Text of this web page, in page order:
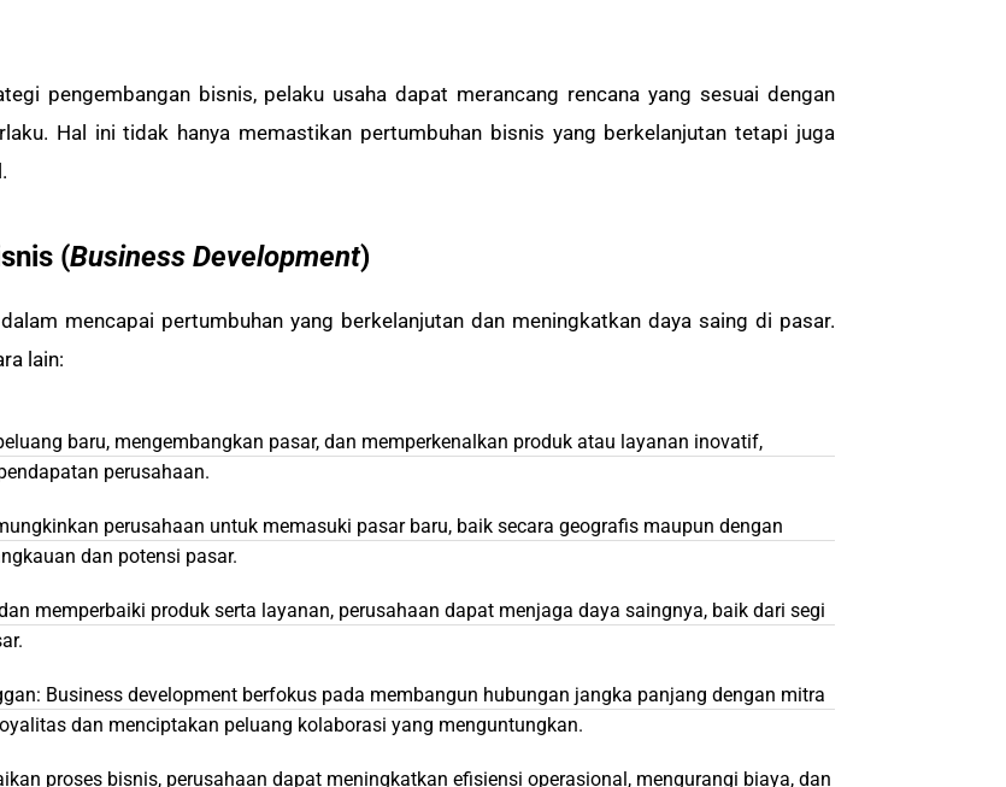
pengembangan bisnis, pelaku usaha dapat merancang rencana yang sesuai dengan
Hal ini tidak hanya memastikan pertumbuhan bisnis yang berkelanjutan tetapi juga
(Business Development)
mencapai pertumbuhan yang berkelanjutan dan meningkatkan daya saing di pasar.
lain:
baru, mengembangkan pasar, dan memperkenalkan produk atau layanan inovatif,
perusahaan.
perusahaan untuk memasuki pasar baru, baik secara geografis maupun dengan
dan potensi pasar.
memperbaiki produk serta layanan, perusahaan dapat menjaga daya saingnya, baik dari segi
Business development berfokus pada membangun hubungan jangka panjang dengan mitra
dan menciptakan peluang kolaborasi yang menguntungkan.
proses bisnis, perusahaan dapat meningkatkan efisiensi operasional, mengurangi biaya, dan